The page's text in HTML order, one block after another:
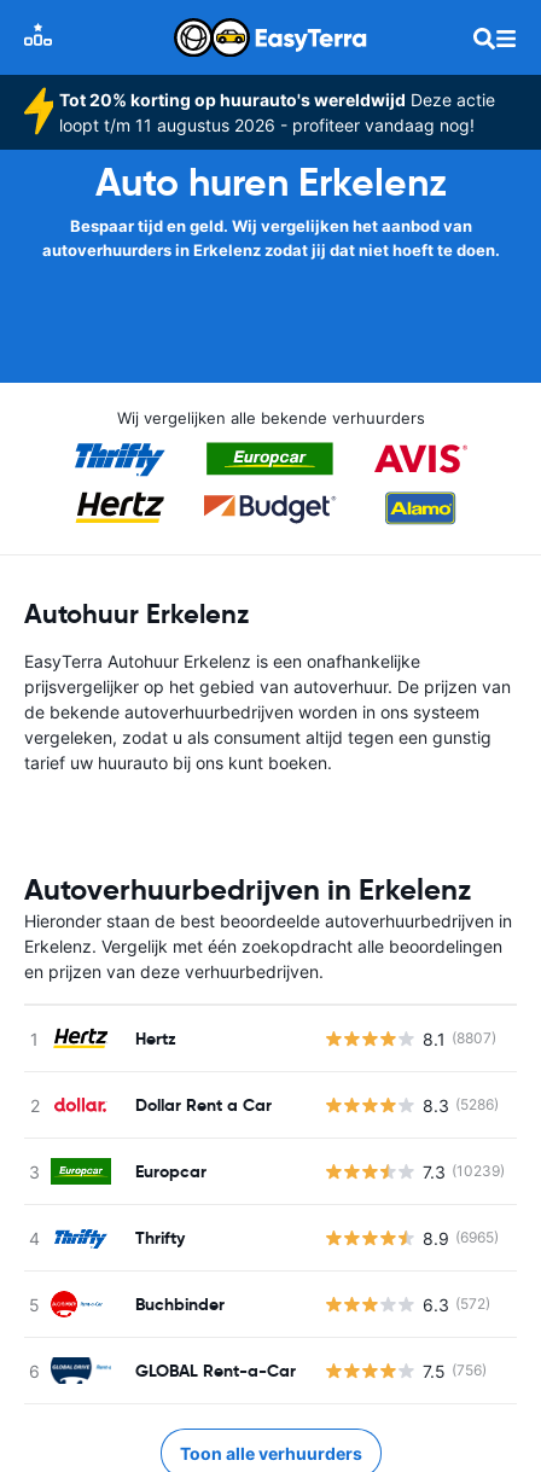
Tot 20% korting op huurauto's wereldwijd Deze actie
loopt t/m 11 augustus 2026 - profiteer vandaag nog!
Auto huren Erkelenz
Bespaar tijd en geld. Wij vergelijken het aanbod van
autoverhuurders in Erkelenz zodat jij dat niet hoeft te doen.
Wij vergelijken alle bekende verhuurders
Autohuur Erkelenz
EasyTerra Autohuur Erkelenz is een onafhankelijke
prijsvergelijker op het gebied van autoverhuur. De prijzen van
de bekende autoverhuurbedrijven worden in ons systeem
vergeleken, zodat u als consument altijd tegen een gunstig
tarief uw huurauto bij ons kunt boeken.
Autoverhuurbedrijven in Erkelenz
Hieronder staan de best beoordeelde autoverhuurbedrijven in
Erkelenz. Vergelijk met één zoekopdracht alle beoordelingen
en prijzen van deze verhuurbedrijven.
Hertz 8.1 (8807)
Dollar Rent a Car 8.3 (5286)
Europcar 7.3 (10239)
Thrifty 8.9 (6965)
Buchbinder 6.3 (572)
GLOBAL Rent-a-Car 7.5 (756)
Toon alle verhuurders